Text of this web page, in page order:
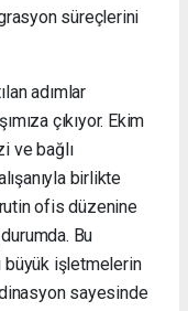
süreçlerini
adımlar
çıkıyor. Ekim
ve bağlı
birlikte
ofis düzenine
Bu
büyük işletmelerin
sayesinde